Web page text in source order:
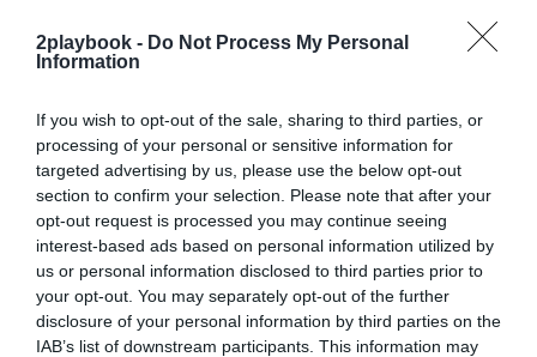
2playbook - Do Not Process My Personal
Information
If you wish to opt-out of the sale, sharing to third parties, or
processing of your personal or sensitive information for
targeted advertising by us, please use the below opt-out
section to confirm your selection. Please note that after your
opt-out request is processed you may continue seeing
interest-based ads based on personal information utilized by
us or personal information disclosed to third parties prior to
your opt-out. You may separately opt-out of the further
disclosure of your personal information by third parties on the
IAB’s list of downstream participants. This information may
Índex2P
Añadir2Playbookcomo fuente preferida de Google
de forma gratuita
ACTIVAR AHORA
Compartir
Imprimir